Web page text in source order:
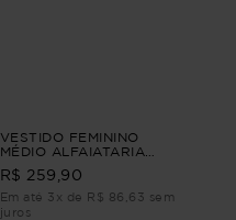
VESTIDO FEMININO
MÉDIO ALFAIATARIA
NUANCE Vinho G3
R$ 259,90
Em até 3x de R$ 86,63 sem
juros